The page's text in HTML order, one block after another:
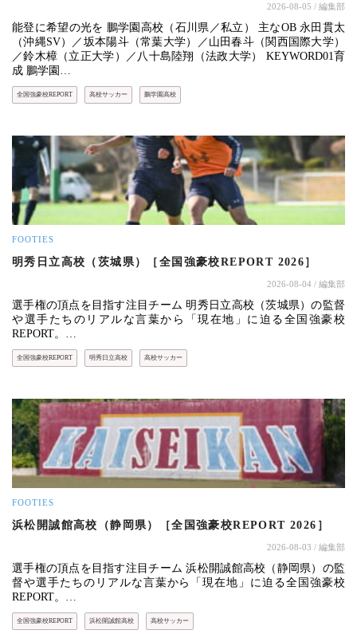
2026-08-05 / 編集部
能登に希望の光を 鵬学園高校（石川県／私立） 主なOB 永田貫太
（沖縄SV）／坂本陽斗（常葉大学）／山田春斗（関西国際大学）
／鈴木樟（立正大学）／八十島陸翔（法政大学） KEYWORD01育
成 鵬学園…
全国強豪校REPORT 高校サッカー 鵬学園高校
FOOTIES
明秀日立高校（茨城県）［全国強豪校REPORT 2026］
2026-08-04 / 編集部
選手権の頂点を目指す注目チーム 明秀日立高校（茨城県）の監督
や選手たちのリアルな言葉から「現在地」に迫る全国強豪校
REPORT。…
全国強豪校REPORT 明秀日立高校 高校サッカー
FOOTIES
浜松開誠館高校（静岡県）［全国強豪校REPORT 2026］
2026-08-03 / 編集部
選手権の頂点を目指す注目チーム 浜松開誠館高校（静岡県）の監
督や選手たちのリアルな言葉から「現在地」に迫る全国強豪校
REPORT。…
全国強豪校REPORT 浜松開誠館高校 高校サッカー